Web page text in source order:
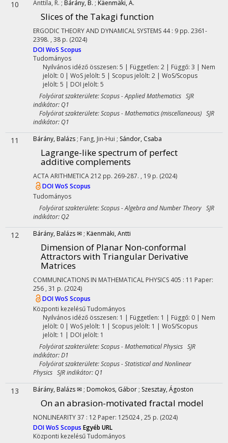
10 Anttila, R. ; Bárány, B. ; Käenmäki, A.
Slices of the Takagi function
ERGODIC THEORY AND DYNAMICAL SYSTEMS 44: 9 pp. 2361-
2398. , 38 p. (2024)
DOIWoS Scopus
Tudományos
Nyilvános idéző összesen: 5 | Független: 2 | Függő: 3 | Nem
jelölt: 0 | WoS jelölt: 5 | Scopus jelölt: 2 | WoS/Scopus
jelölt: 5 | DOI jelölt: 5
Folyóirat szakterülete: Scopus - Applied Mathematics SJR
indikátor: Q1
Folyóirat szakterülete: Scopus - Mathematics (miscellaneous) SJR
indikátor: Q1
11 Bárány, Balázs ; Fang, Jin-Hui ; Sándor, Csaba
Lagrange-like spectrum of perfect
additive complements
ACTA ARITHMETICA212 pp. 269-287. , 19 p. (2024)
DOIWoS Scopus
Tudományos
Folyóirat szakterülete: Scopus - Algebra and Number Theory SJR
indikátor: Q2
12 Bárány, Balázs ✉ ; Käenmäki, Antti
Dimension of Planar Non-conformal
Attractors with Triangular Derivative
Matrices
COMMUNICATIONS IN MATHEMATICAL PHYSICS 405 : 11 Paper:
256 , 31 p. (2024)
DOIWoS Scopus
Központi kezelésűTudományos
Nyilvános idéző összesen: 1 | Független: 1 | Függő: 0 | Nem
jelölt: 0 | WoS jelölt: 1 | Scopus jelölt: 1 | WoS/Scopus
jelölt: 1 | DOI jelölt: 1
Folyóirat szakterülete: Scopus - Mathematical Physics SJR
indikátor: D1
Folyóirat szakterülete: Scopus - Statistical and Nonlinear
Physics SJR indikátor: Q1
13 Bárány, Balázs ✉ ; Domokos, Gábor ; Szesztay, Ágoston
On an abrasion-motivated fractal model
NONLINEARITY37 : 12 Paper: 125024 , 25 p. (2024)
DOIWoS Scopus Egyéb URL
Központi kezelésűTudományos